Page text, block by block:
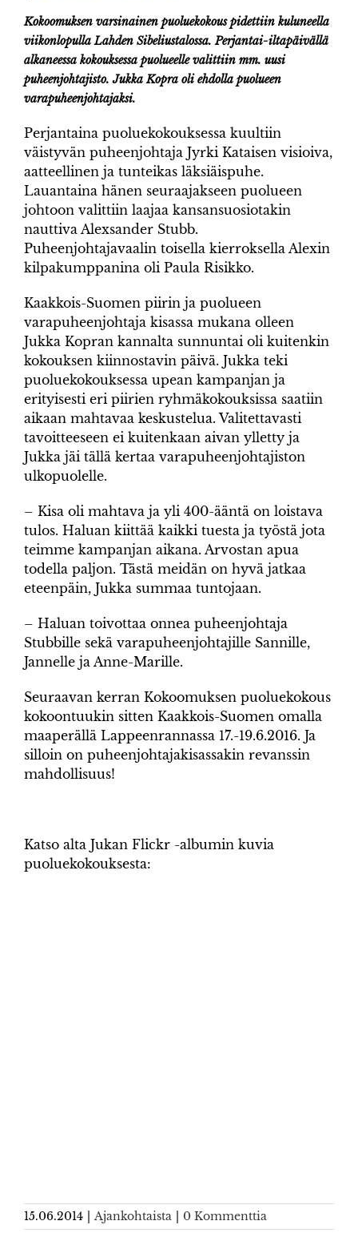
Kokoomuksen varsinainen puoluekokous pidettiin kuluneella
viikonlopulla Lahden Sibeliustalossa. Perjantai-iltapäivällä
alkaneessa kokouksessa puolueelle valittiin mm. uusi
puheenjohtajisto. Jukka Kopra oli ehdolla puolueen
varapuheenjohtajaksi.
Perjantaina puoluekokouksessa kuultiin
väistyvän puheenjohtaja Jyrki Kataisen visioiva,
aatteellinen ja tunteikas läksiäispuhe.
Lauantaina hänen seuraajakseen puolueen
johtoon valittiin laajaa kansansuosiotakin
nauttiva Alexsander Stubb.
Puheenjohtajavaalin toisella kierroksella Alexin
kilpakumppanina oli Paula Risikko.
Kaakkois-Suomen piirin ja puolueen
varapuheenjohtaja kisassa mukana olleen
Jukka Kopran kannalta sunnuntai oli kuitenkin
kokouksen kiinnostavin päivä. Jukka teki
puoluekokouksessa upean kampanjan ja
erityisesti eri piirien ryhmäkokouksissa saatiin
aikaan mahtavaa keskustelua. Valitettavasti
tavoitteeseen ei kuitenkaan aivan ylletty ja
Jukka jäi tällä kertaa varapuheenjohtajiston
ulkopuolelle.
– Kisa oli mahtava ja yli 400-ääntä on loistava
tulos. Haluan kiittää kaikki tuesta ja työstä jota
teimme kampanjan aikana. Arvostan apua
todella paljon. Tästä meidän on hyvä jatkaa
eteenpäin, Jukka summaa tuntojaan.
– Haluan toivottaa onnea puheenjohtaja
Stubbille sekä varapuheenjohtajille Sannille,
Jannelle ja Anne-Marille.
Seuraavan kerran Kokoomuksen puoluekokous
kokoontuukin sitten Kaakkois-Suomen omalla
maaperällä Lappeenrannassa 17.-19.6.2016. Ja
silloin on puheenjohtajakisassakin revanssin
mahdollisuus!
Katso alta Jukan Flickr -albumin kuvia
puoluekokouksesta:
15.06.2014 Ajankohtaista 0 Kommenttia